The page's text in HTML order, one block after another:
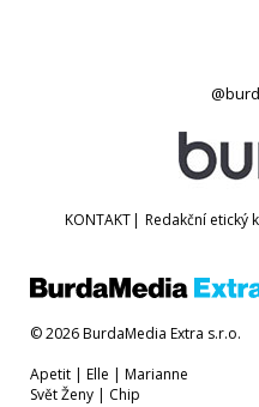
KONTAKT| Redakční etický
© 2026 BurdaMedia Extra s.r.o.
Apetit | Elle | Marianne
Svět Ženy | Chip